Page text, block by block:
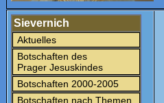
Sievernich
Aktuelles
Botschaften des
Prager Jesuskindes
Botschaften 2000-2005
Botschaften nach Themen